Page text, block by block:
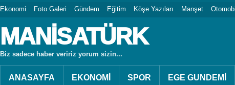
Ekonomi Foto Galeri Gündem Eğitim Köşe Yazıları Manşet
MANİSATÜRK
Biz sadece haber veririz yorum sizin...
ANASAYFA EKONOMİ SPOR EGE GUNDEMİ